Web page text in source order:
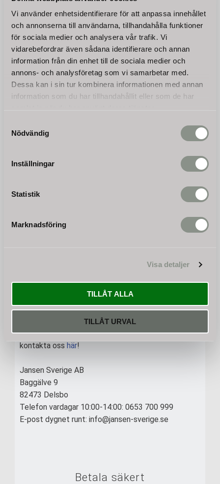
Vi använder enhetsidentifierare för att anpassa innehållet
och annonserna till användarna, tillhandahålla funktioner
för sociala medier och analysera vår trafik. Vi
vidarebefordrar även sådana identifierare och annan
information från din enhet till de sociala medier och
annons- och analysföretag som vi samarbetar med.
Dessa kan i sin tur kombinera informationen med annan
information som du har tillhandahållit eller som de har
Nödvändig
Inställningar
Statistik
Marknadsföring
Visa detaljer
TILLÅT ALLA
TILLÅT URVAL
Bli den första att lämna ett omdöme.
Nyhetsbrev
Beställning och betalning
Maskininformation
Har du frågor eller funderingar? Tveka inte och
kontakta oss här!
Jansen Sverige AB
Baggälve 9
82473 Delsbo
Telefon vardagar 10:00-14:00: 0653 700 999
E-post dygnet runt: info@jansen-sverige.se
Betala säkert